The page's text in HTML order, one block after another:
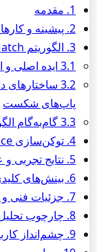
1. مقدمه
2. پیشینه و کارهای مرتبط
3. الگوریتم LinMaxMatch
3.1 ایده اصلی و الهام‌بخش
3.2
پاپ‌های شکست
3.3 گام‌به‌گام الگوریتم
4. توکن‌سازی End-to-End (E2E) WordPiece
5. نتایج تجربی و عملکرد
6. بینش‌های کلیدی و تحلیل
7. جزئیات فنی و فرمول‌بندی ریاضی
8. چارچوب تحلیل: یک مطالعه موردی
9. چشم‌انداز کاربرد و جهت‌های آینده